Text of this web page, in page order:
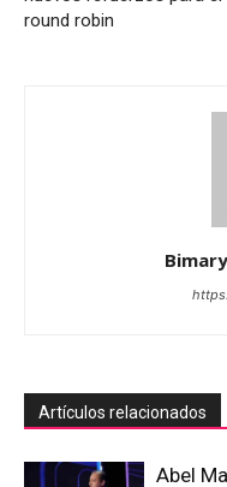
round robin
Artículos relacionados
Abel